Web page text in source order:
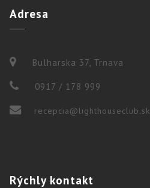
Adresa
Bulharska 37, Trnava
0917 / 178 999
recepcia@lighthouseclub.sk
Rýchlykontakt